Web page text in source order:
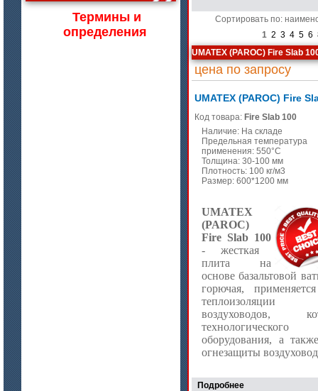
Термины и
определения
Сортировать по:
1 2 3 4 5 6
UMATEX (PAROC) Fire Slab
цена по запросу
UMATEX (PAROC) Fire
Код товара: Fire Slab 100
Наличие: На складе
Предельная температура
применения: 550°C
Толщина: 30-100 мм
Плотность: 100 кг/м3
Размер: 600*1200 мм
UMATEX
(PAROC)
Fire Slab 100
- жесткая
плита на
основе базальтовой
горючая,
теплоизоляции
воздуховодов,
технологического
оборудования, а
огнезащиты
Подробнее